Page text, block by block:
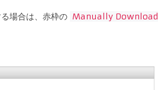
場合は、赤枠の Manually Download